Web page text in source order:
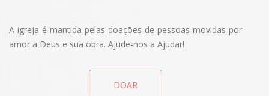
A igreja é mantida pelas doações de pessoas movidas por
amor a Deus e sua obra. Ajude-nos a Ajudar!
DOAR